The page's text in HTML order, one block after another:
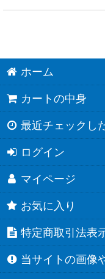
ホーム
カートの中身
最近チェックし
ログイン
マイページ
お気に入り
特定商取引法表
当サイトの画像